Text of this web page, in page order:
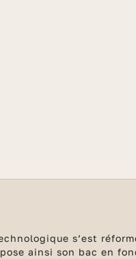
s’est
ainsi son bac en